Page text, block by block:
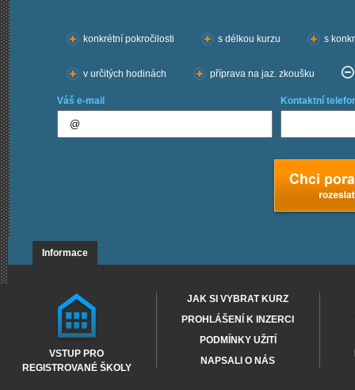
konkrétní pokročilosti
s délkou kurzu s
v určitých hodinách příprava na jaz. zkoušku
Váš e-mail Kontaktní
Informace
VSTUP PRO
REGISTROVANÉ ŠKOLY
JAK SI VYBRAT KURZ
PROHLÁŠENÍ K INZERCI
PODMÍNKY UŽITÍ
NAPSALI O NÁS